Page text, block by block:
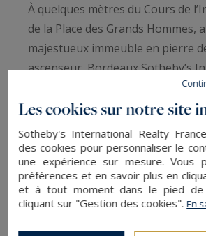
À quelques mètres du Cours de
de la Place des Grands Hommes,
majestueux immeuble en pierre
ascenseur, Bordeaux Sotheby’s
Realty vous présente ce
appartement de réception,
meublé et équipé.
Développant près de 150 m²,
confidentielle séduit par ses
sa luminosité omniprésente et
Les cookies sur notre site
Sotheby's International Realty
des cookies pour personnaliser le
une expérience sur mesure. Vous
préférences et en savoir plus en
et à tout moment dans le pied
cliquant sur "Gestion des cookies".En